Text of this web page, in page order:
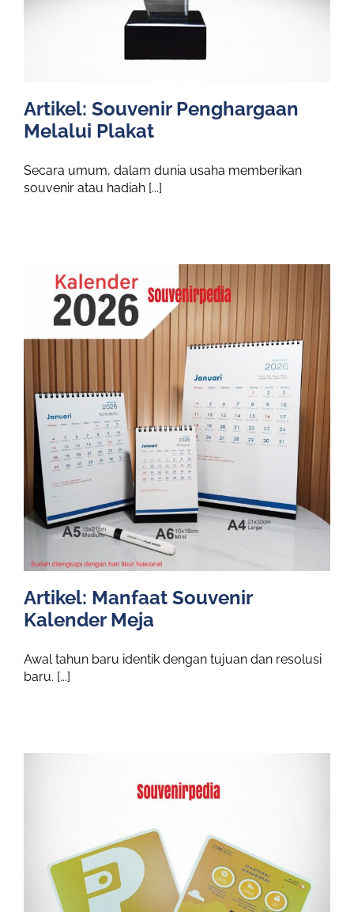
Artikel: Souvenir Penghargaan
Melalui Plakat
Secara umum, dalam dunia usaha memberikan
souvenir atau hadiah [...]
Artikel: Manfaat Souvenir
Kalender Meja
Awal tahun baru identik dengan tujuan dan resolusi
baru. [...]